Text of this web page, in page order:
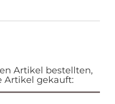
Artikel bestellten,
Artikel gekauft: